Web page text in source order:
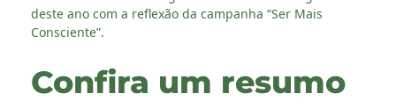
deste ano com a reflexão da campanha “Ser Mais
Consciente”.
Confira um resumo